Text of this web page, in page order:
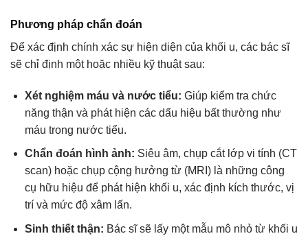
Phương pháp chẩn đoán
Để xác định chính xác sự hiện diện của khối u, các bác sĩ
sẽ chỉ định một hoặc nhiều kỹ thuật sau:
Xét nghiệm máu và nước tiểu: Giúp kiểm tra chức
năng thận và phát hiện các dấu hiệu bất thường như
máu trong nước tiểu.
Chẩn đoán hình ảnh: Siêu âm, chụp cắt lớp vi tính (CT
scan) hoặc chụp cộng hưởng từ (MRI) là những công
cụ hữu hiệu để phát hiện khối u, xác định kích thước, vị
trí và mức độ xâm lấn.
Sinh thiết thận: Bác sĩ sẽ lấy một mẫu mô nhỏ từ khối u